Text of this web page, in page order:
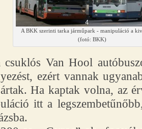
A BKK szerinti tarka járműpark - manipuláció a
(fotó: BKK)
Van Hool
ezért vannak
Ha kaptak volna, az
itt a